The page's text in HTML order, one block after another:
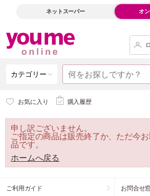
ネットスーパー オ
カテゴリー
お気に入り 購入履歴
申し訳ございません。
ご指定の商品は販売終了か、ただ今
品です。
ホームへ戻る
ご利用ガイド お問合せ